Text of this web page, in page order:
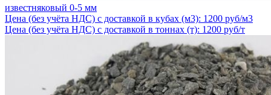
известняковый 0-5 мм
Цена (без учёта НДС) с доставкой в кубах (м3): 1200 руб/м3
Цена (без учёта НДС) с доставкой в тоннах (т): 1200 руб/т